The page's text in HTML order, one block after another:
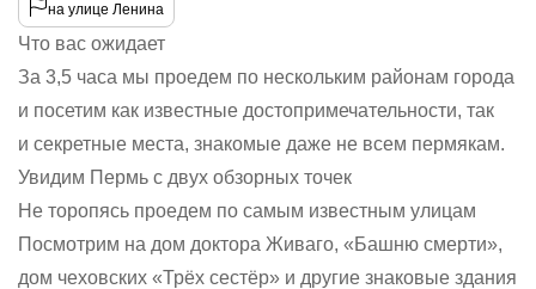
на улице Ленина
Что вас ожидает
За 3,5 часа мы проедем по нескольким районам города
и посетим как известные достопримечательности, так
и секретные места, знакомые даже не всем пермякам.
Увидим Пермь с двух обзорных точек
Не торопясь проедем по самым известным улицам
Посмотрим на дом доктора Живаго, «Башню смерти»,
дом чеховских «Трёх сестёр» и другие знаковые здания